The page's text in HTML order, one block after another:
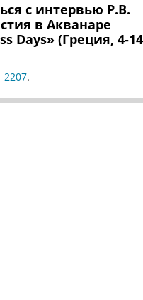
с интервью Р.В.
в Акванаре
Days» (Греция, 4-14
.